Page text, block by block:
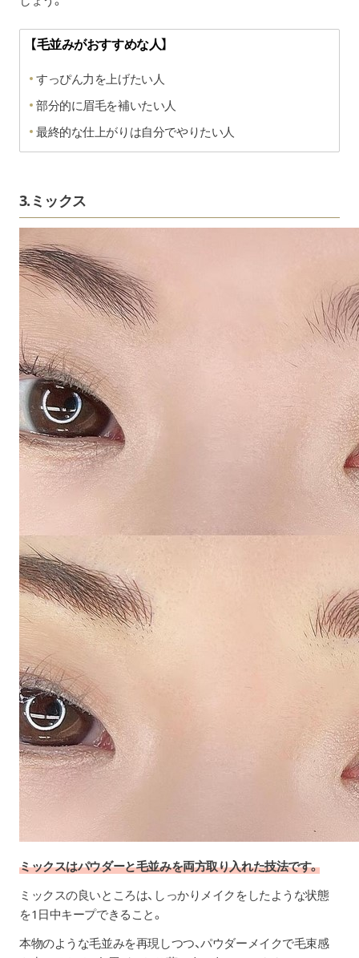
【毛並みがおすすめな人】
すっぴん力を上げたい人
部分的に眉毛を補いたい人
最終的な仕上がりは自分でやりたい人
3.ミックス
ミックスはパウダーと毛並みを両方取り入れた技法です。
ミックスの良いところは、しっかりメイクをしたような状態
を1日中キープできること。
本物のような毛並みを再現しつつ、パウダーメイクで毛束感